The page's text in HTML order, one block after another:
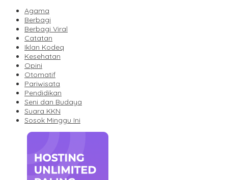
Agama
Berbagi
Berbagi Viral
Catatan
Iklan Kodeq
Kesehatan
Opini
Otomatif
Pariwisata
Pendidikan
Seni dan Budaya
Suara KKN
Sosok Minggu Ini